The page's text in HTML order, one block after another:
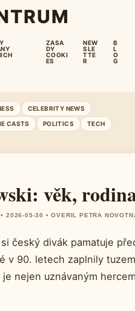
ZASA
DY
COOKI
ES
NEW
SLE
TTE
R
B
L
O
G
CELEBRITY NEWS
CASTS POLITICS TECH
věk,
2026-05-30 • OVERIL PETRA
si český divák pamatuje
v 90. letech zaplnily
je nejen uznávaným